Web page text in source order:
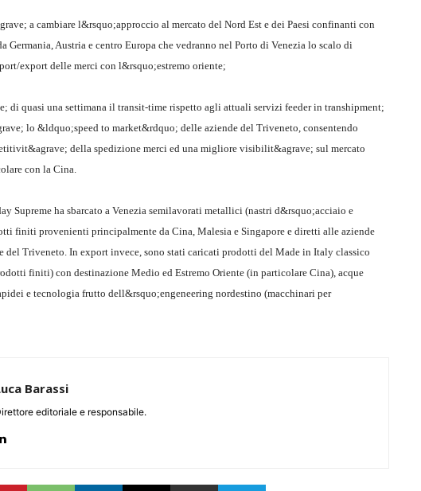
a cambiare l&rsquo;approccio al mercato del Nord Est e dei Paesi confinanti con
Germania, Austria e centro Europa che vedranno nel Porto di Venezia lo scalo di
export delle merci con l&rsquo;estremo oriente;
di quasi una settimana il transit-time rispetto agli attuali servizi feeder in transhipment;
lo &ldquo;speed to market&rdquo; delle aziende del Triveneto, consentendo
della spedizione merci ed una migliore visibilit&agrave; sul mercato
con la Cina.
Supreme ha sbarcato a Venezia semilavorati metallici (nastri d&rsquo;acciaio e
finiti provenienti principalmente da Cina, Malesia e Singapore e diretti alle aziende
del Triveneto. In export invece, sono stati caricati prodotti del Made in Italy classico
finiti) con destinazione Medio ed Estremo Oriente (in particolare Cina), acque
e tecnologia frutto dell&rsquo;engeneering nordestino (macchinari per
Barassi
editoriale e responsabile.